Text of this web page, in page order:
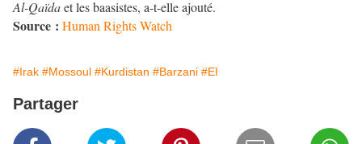
Al-Qaïdaet les baasistes, a-t-elle ajouté.
Source : Human Rights Watch
#Irak #Mossoul #Kurdistan #Barzani #EI
Partager